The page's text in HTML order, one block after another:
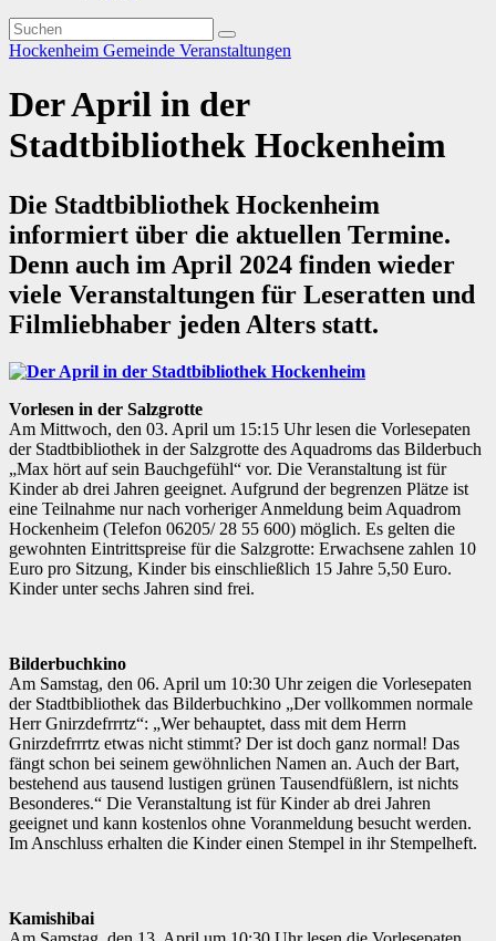
Hockenheim Gemeinde Veranstaltungen
Der April in der
Stadtbibliothek Hockenheim
Die Stadtbibliothek Hockenheim
informiert über die aktuellen Termine.
Denn auch im April 2024 finden wieder
viele Veranstaltungen für Leseratten und
Filmliebhaber jeden Alters statt.
Vorlesen in der Salzgrotte
Am Mittwoch, den 03. April um 15:15 Uhr lesen die Vorlesepaten
der Stadtbibliothek in der Salzgrotte des Aquadroms das Bilderbuch
„Max hört auf sein Bauchgefühl“ vor. Die Veranstaltung ist für
Kinder ab drei Jahren geeignet. Aufgrund der begrenzen Plätze ist
eine Teilnahme nur nach vorheriger Anmeldung beim Aquadrom
Hockenheim (Telefon 06205/ 28 55 600) möglich. Es gelten die
gewohnten Eintrittspreise für die Salzgrotte: Erwachsene zahlen 10
Euro pro Sitzung, Kinder bis einschließlich 15 Jahre 5,50 Euro.
Kinder unter sechs Jahren sind frei.
Bilderbuchkino
Am Samstag, den 06. April um 10:30 Uhr zeigen die Vorlesepaten
der Stadtbibliothek das Bilderbuchkino „Der vollkommen normale
Herr Gnirzdefrrrtz“: „Wer behauptet, dass mit dem Herrn
Gnirzdefrrrtz etwas nicht stimmt? Der ist doch ganz normal! Das
fängt schon bei seinem gewöhnlichen Namen an. Auch der Bart,
bestehend aus tausend lustigen grünen Tausendfüßlern, ist nichts
Besonderes.“ Die Veranstaltung ist für Kinder ab drei Jahren
geeignet und kann kostenlos ohne Voranmeldung besucht werden.
Im Anschluss erhalten die Kinder einen Stempel in ihr Stempelheft.
Kamishibai